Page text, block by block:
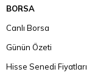
BORSA
Canlı Borsa
Günün Özeti
Hisse Senedi Fiyatları